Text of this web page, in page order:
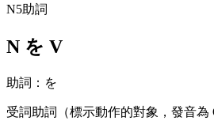
N5助詞
N を V
助詞 ： を
受詞助詞（標示動作的對象，發音為